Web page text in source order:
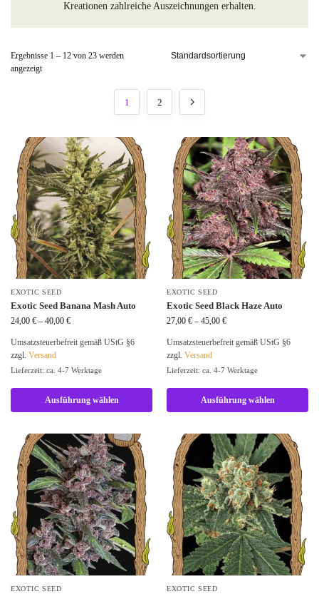
Kreationen zahlreiche Auszeichnungen erhalten.
Ergebnisse 1 – 12 von 23 werden
angezeigt
1 2
EXOTIC SEED
Exotic Seed Banana Mash Auto
24,00 € – 40,00 €
Umsatzsteuerbefreit gemäß UStG §6
zzgl. Versand
Lieferzeit: ca. 4-7 Werktage
Ausführung wählen
EXOTIC SEED
Exotic Seed Black Haze Auto
27,00 € – 45,00 €
Umsatzsteuerbefreit gemäß UStG §6
zzgl. Versand
Lieferzeit: ca. 4-7 Werktage
Ausführung wählen
EXOTIC SEED EXOTIC SEED